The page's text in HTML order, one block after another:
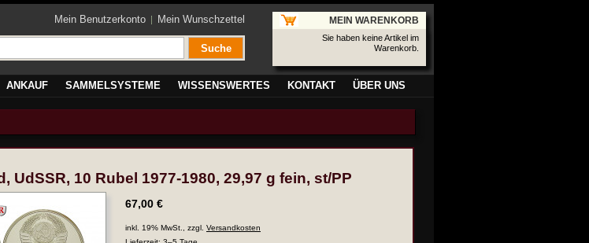
Mein Benutzerkonto Mein Wunschzettel
Suche
MEIN WARENKORB
Sie haben keine Artikel im
Warenkorb.
ANKAUF SAMMELSYSTEME WISSENSWERTES KONTAKT ÜBER UNS
UdSSR, 10 Rubel 1977-1980, 29,97 g fein, st/PP
67,00 €
inkl. 19% MwSt., zzgl. Versandkosten